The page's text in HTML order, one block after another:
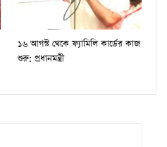
১৬ আগস্ট থেকে ফ্যামিলি কার্ডের কাজ
শুরু: প্রধানমন্ত্রী